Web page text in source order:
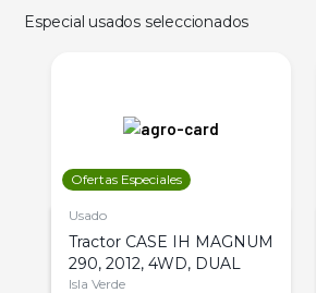
Especial usados seleccionados
Ofertas Especiales
Usado
Tractor CASE IH MAGNUM
290, 2012, 4WD, DUAL
Isla Verde